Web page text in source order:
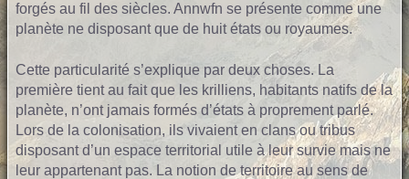
forgés au fil des siècles. Annwfn se présente comme une
planète ne disposant que de huit états ou royaumes.
Cette particularité s’explique par deux choses. La
première tient au fait que les krilliens, habitants natifs de la
planète, n’ont jamais formés d’états à proprement parlé.
Lors de la colonisation, ils vivaient en clans ou tribus
disposant d’un espace territorial utile à leur survie mais ne
leur appartenant pas. La notion de territoire au sens de